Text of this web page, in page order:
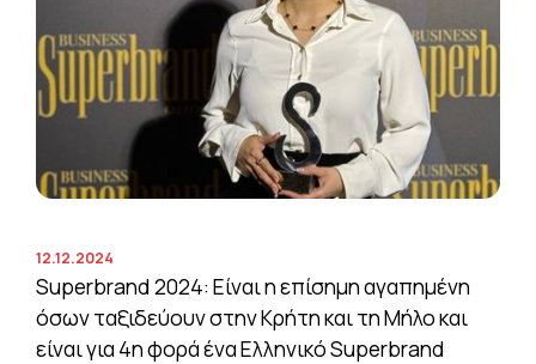
12.12.2024
Superbrand 2024: Είναι η επίσημη αγαπημένη
όσων ταξιδεύουν στην Κρήτη και τη Μήλο και
είναι για 4η φορά ένα Ελληνικό Superbrand